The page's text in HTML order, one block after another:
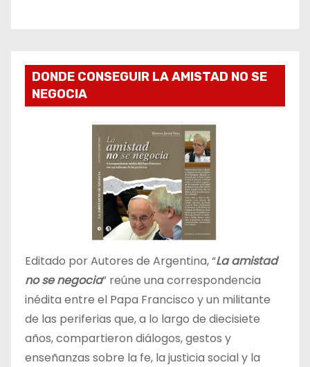
DONDE CONSEGUIR LA AMISTAD NO SE
NEGOCIA
Editado por Autores de Argentina, “La amistad
no se negocia” reúne una correspondencia
inédita entre el Papa Francisco y un militante
de las periferias que, a lo largo de diecisiete
años, compartieron diálogos, gestos y
enseñanzas sobre la fe, la justicia social y la